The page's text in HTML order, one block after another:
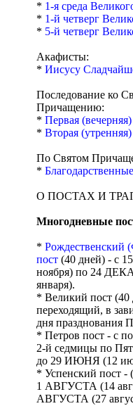
* 1-я среда
* 1-й четверг
* 5-й четверг
Акафисты:
* Иисусу
Последование ко
Причащению:
* Первая (вечерняя)
* Вторая (утренняя)
По Святом
*
О ПОСТАХ И
Многодневные
* Рождественский
пост (40 дней) - с
ноября) по 24
января).
* Великий пост (40
переходящий, в
дня празднования
* Петров пост - с
2-й седмицы по
до 29 ИЮНЯ (12
* Успенский пост -
1 АВГУСТА (14
АВГУСТА (27